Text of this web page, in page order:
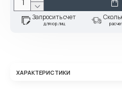
Запросить счет
для юр.лиц
ХАРАКТЕРИСТИКИ